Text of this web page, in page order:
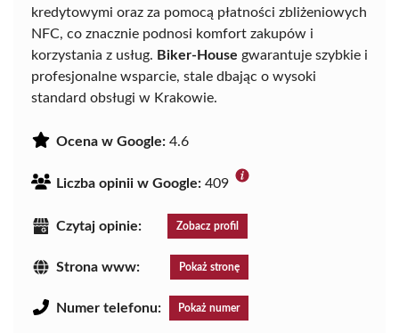
kredytowymi oraz za pomocą płatności zbliżeniowych
NFC, co znacznie podnosi komfort zakupów i
korzystania z usług. Biker-House gwarantuje szybkie i
profesjonalne wsparcie, stale dbając o wysoki
standard obsługi w Krakowie.
Ocena w Google: 4.6
Liczba opinii w Google: 409
Czytaj opinie: Zobacz profil
Strona www: Pokaż stronę
Numer telefonu: Pokaż numer